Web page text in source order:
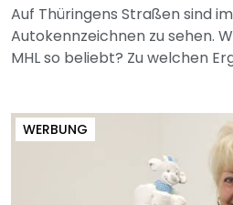
Auf Thüringens Straßen sind
Autokennzeichnen zu sehen.
MHL so beliebt? Zu welchen
WERBUNG